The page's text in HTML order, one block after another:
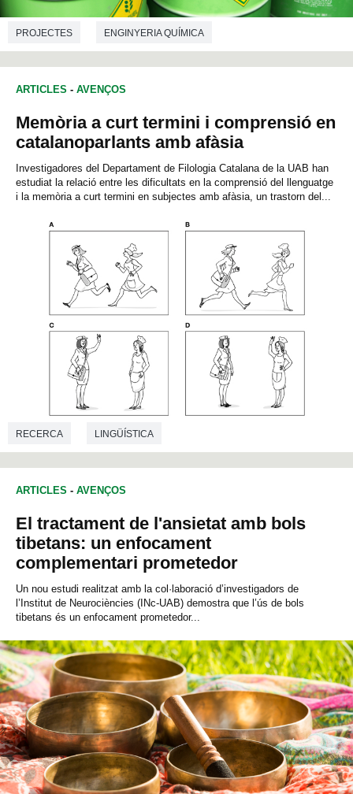
PROJECTES ENGINYERIA QUÍMICA
ARTICLES - AVENÇOS
Memòria a curt termini i comprensió en
catalanoparlants amb afàsia
Investigadores del Departament de Filologia Catalana de la UAB han
estudiat la relació entre les dificultats en la comprensió del llenguatge
i la memòria a curt termini en subjectes amb afàsia, un trastorn del...
RECERCA LINGÜÍSTICA
ARTICLES - AVENÇOS
El tractament de l'ansietat amb bols
tibetans: un enfocament
complementari prometedor
Un nou estudi realitzat amb la col·laboració d’investigadors de
l’Institut de Neurociències (INc-UAB) demostra que l’ús de bols
tibetans és un enfocament prometedor...